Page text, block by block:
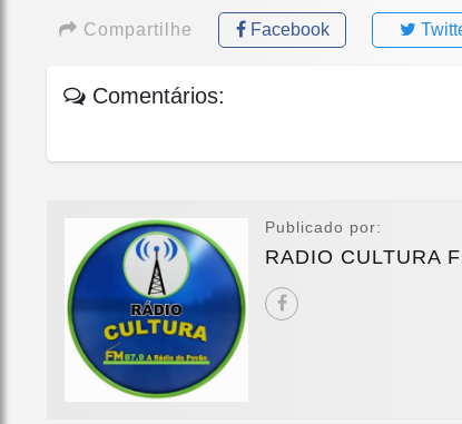
Compartilhe Facebook
Comentários:
Publicado por:
RADIO CULTURA